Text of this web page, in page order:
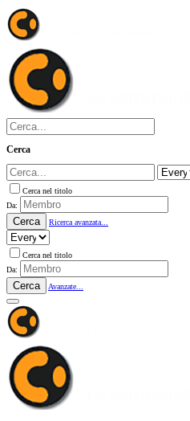
Cerca
Cerca nel titolo
Da:
Cerca Ricerca avanzata...
Cerca nel titolo
Da:
Cerca Avanzate...